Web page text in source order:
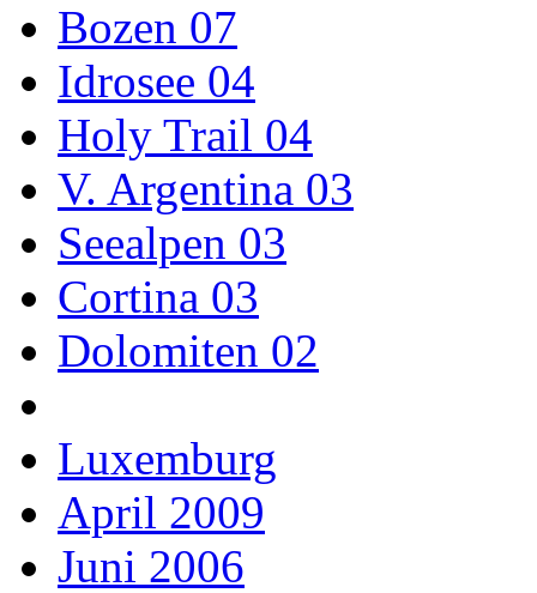
Bozen 07
Idrosee 04
Holy Trail 04
V. Argentina 03
Seealpen 03
Cortina 03
Dolomiten 02
Luxemburg
April 2009
Juni 2006